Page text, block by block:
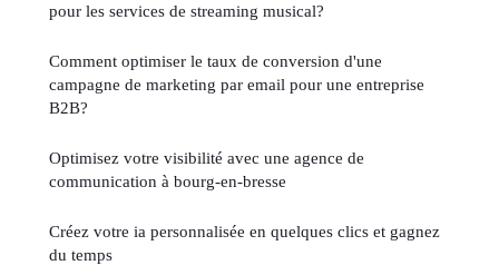
pour les services de streaming musical?
Comment optimiser le taux de conversion d'une
campagne de marketing par email pour une entreprise
B2B?
Optimisez votre visibilité avec une agence de
communication à bourg-en-bresse
Créez votre ia personnalisée en quelques clics et gagnez
du temps